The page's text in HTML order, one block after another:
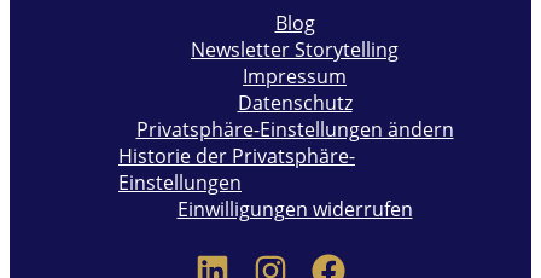
Blog
Newsletter Storytelling
Impressum
Datenschutz
Privatsphäre-Einstellungen ändern
Historie der Privatsphäre-
Einstellungen
Einwilligungen widerrufen